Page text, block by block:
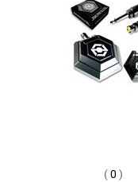
(0 )